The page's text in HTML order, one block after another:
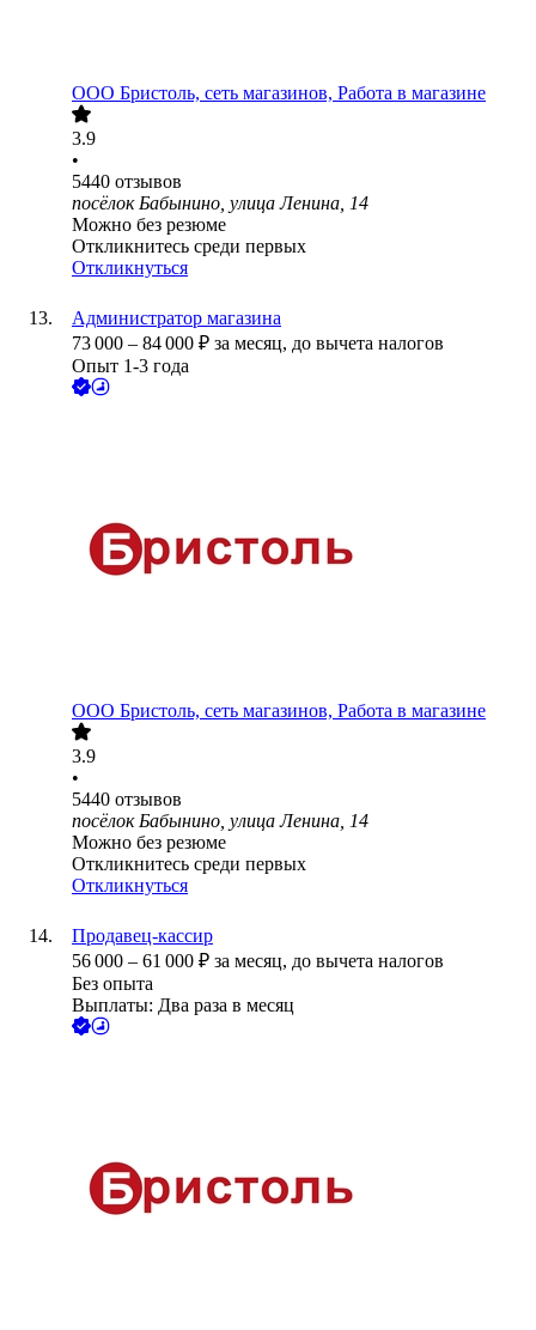
ООО Бристоль, сеть магазинов, Работа в магазине
3.9
•
5440 отзывов
посёлок Бабынино, улица Ленина, 14
Можно без резюме
Откликнитесь среди первых
Откликнуться
Администратор магазина
73 000 – 84 000 ₽ за месяц, до вычета налогов
Опыт 1-3 года
ООО Бристоль, сеть магазинов, Работа в магазине
3.9
•
5440 отзывов
посёлок Бабынино, улица Ленина, 14
Можно без резюме
Откликнитесь среди первых
Откликнуться
Продавец-кассир
56 000 – 61 000 ₽ за месяц, до вычета налогов
Без опыта
Выплаты: Два раза в месяц